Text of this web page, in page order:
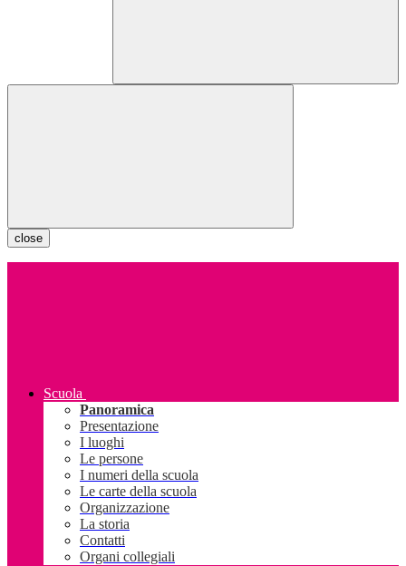
close
Scuola
Panoramica
Presentazione
I luoghi
Le persone
I numeri della scuola
Le carte della scuola
Organizzazione
La storia
Contatti
Organi collegiali